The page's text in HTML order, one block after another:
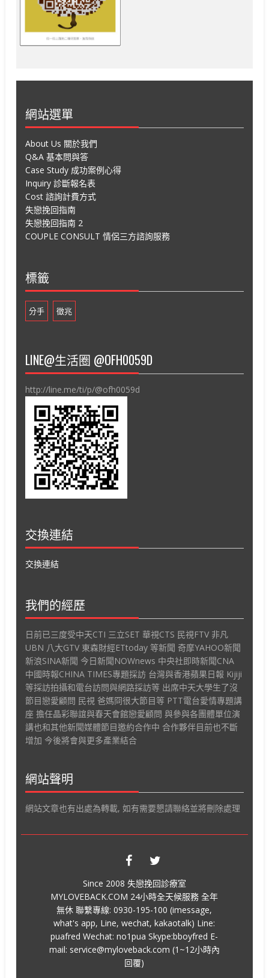
網站選單
About Us 關於我們
Q&A 基本問與答
Case Study 成功案例心得
Inquiry 診斷報名表
Cost 諮詢計費方式
失戀挽回指南
失戀挽回指南 2
COUPLE CONSULT 情侶三方諮詢服務
標籤
分手 徵兆
LINE@生活圈 @OFH0059D
http://line.me/ti/p/@ofh0059d
交換連結
交換連結
我們的經歷
日前已三度受中天CTI 三立SET 華視CTS 民視FTV 非凡
UBN 八大GTV 東森財經ETtoday 等新聞 奇摩YAHOO新聞
新浪SINA新聞 今日新聞NOWnews 中央社即時新聞CNA
中國時報CHINA TIMES專題採訪 台灣與香港蘋果日報 Kijiji
等採訪拍攝和電台訪問與網路採訪等 出席中天大學生了沒
節目戀愛顧問 民視 爸媽冏很大節目等 PTT電台愛情專題講
座 擔任晶彩聯誼與春天會館戀愛顧問 與參與各團體單位演
講也和其他新聞媒體節目邀約合作中 合作夥伴目前也不斷
增加 今後將會與更多產業結合
網站聲明
網站文章也有出處為轉載, 如有需要懇請聯絡並將刪除處理
Since 2008 失戀挽回診療室
MYLOVEBACK.COM 24小時全天候服務 全年
無休 聯繫專線: 0930-195-100 (imessage,
what's app, Line, wechat, kakaotalk) Line:
puafred Wechat: no1pua Skype:bboyfred E-
mail: service@myloveback.com (1~12小時內
回覆)